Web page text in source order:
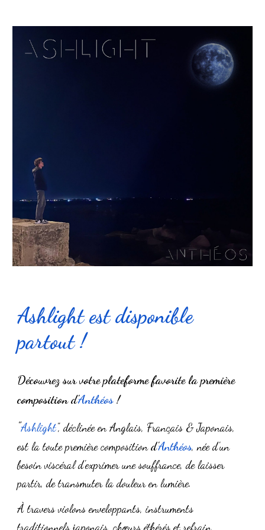
Ashlight est disponible
partout!
Découvrezsur votre plateforme favoritela première
composition d'Anthéos!
"Ashlight", déclinée en Anglais, Français & Japonais,
est la toute première compositiond'Anthéos, née d'un
besoin viscéral d'exprimer une souffrance, de laisser
partir, de transmuter la douleur en lumière.
À travers violons enveloppants, instruments
traditionnels japonais, chœurs éthérés et refrain